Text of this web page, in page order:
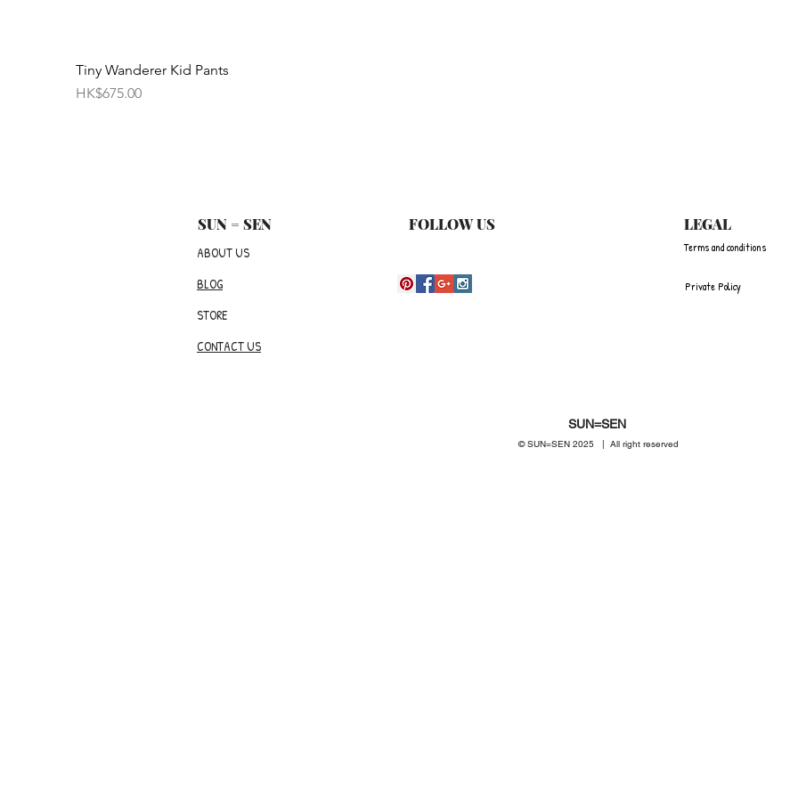
Tiny Wanderer Kid Pants
價格
HK$675.00
SUN = SEN
ABOUT US
BLOG
STORE
FOLLOW US LEGAL
Terms and conditions
Private Policy
CONTACT US
SUN=SEN
© SUN=SEN 2025 | All right reserved